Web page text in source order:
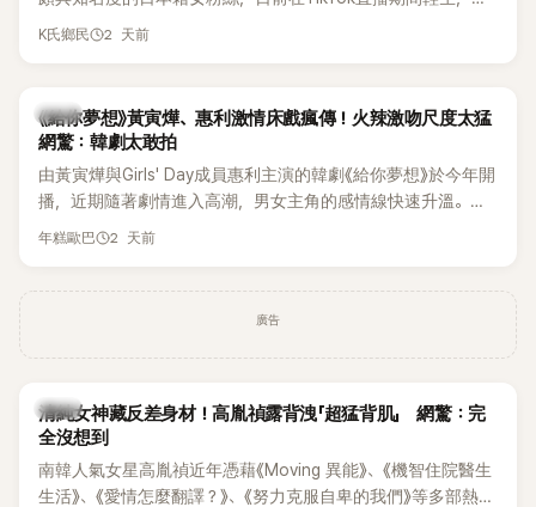
終不幸身亡，消息曝光後震驚韓網，也讓不少粉絲湧入社群平
K氏鄉民 2 天前
韓劇
《給你夢想》黃寅燁、惠利激情床戲瘋傳！火辣激吻尺度太猛
網驚：韓劇太敢拍
由黃寅燁與Girls' Day成員惠利主演的韓劇《給你夢想》於今年開
播，近期隨著劇情進入高潮，男女主角的感情線快速升溫。最
新播出的第8集不僅上演火辣吻戲，更接連出現床戲橋段，讓
年糕歐巴 2 天前
廣告
韓星
清純女神藏反差身材！高胤禎露背洩「超猛背肌」 網驚：完
全沒想到
南韓人氣女星高胤禎近年憑藉《Moving 異能》、《機智住院醫生
生活》、《愛情怎麼翻譯？》、《努力克服自卑的我們》等多部熱門